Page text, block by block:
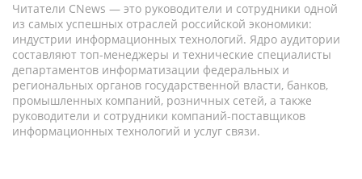
Читатели CNews — это руководители и сотрудники одной
из самых успешных отраслей российской экономики:
индустрии информационных технологий. Ядро аудитории
составляют топ-менеджеры и технические специалисты
департаментов информатизации федеральных и
региональных органов государственной власти, банков,
промышленных компаний, розничных сетей, а также
руководители и сотрудники компаний-поставщиков
информационных технологий и услуг связи.